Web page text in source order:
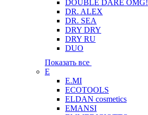
DOUBLE DARE OMG!
DR. ALEX
DR. SEA
DRY DRY
DRY RU
DUO
Показать все
E
E.MI
ECOTOOLS
ELDAN cosmetics
EMANSI